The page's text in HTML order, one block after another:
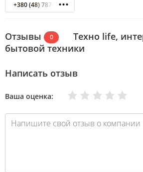
+380 (48) 787-87-83
Отзывы 0
Техно life,
бытовой техники
Написать отзыв
Ваша оценка: Отлично
Хорошо
Нормально
Плохо
Очень плохо